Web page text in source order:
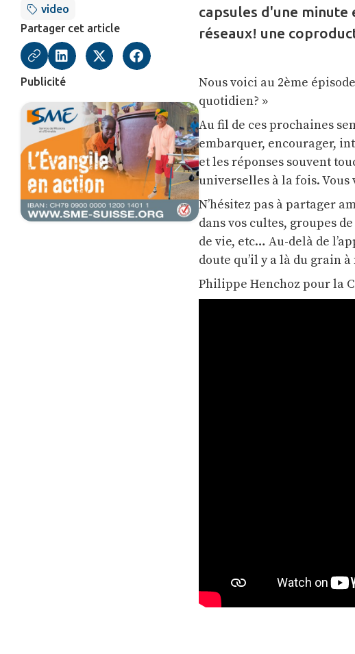
video
Partager cet article
Publicité
capsules d'une minute
réseaux! une
Nous voici au 2ème
quotidien? »
Au fil de ces prochaines
embarquer, encourager,
et les réponses souvent
universelles à la fois.
N’hésitez pas à partager
dans vos cultes, groupes
de vie, etc… Au-delà de
doute qu’il y a là du grain
Philippe Henchoz pour la